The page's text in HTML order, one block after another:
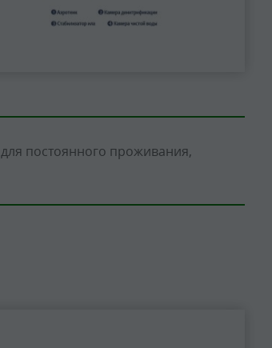
для постоянного проживания